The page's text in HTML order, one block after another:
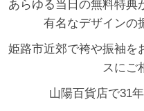
あらゆる当日の無料特典
有名なデザインの
姫路市近郊で袴や振袖を
スにご
山陽百貨店で31